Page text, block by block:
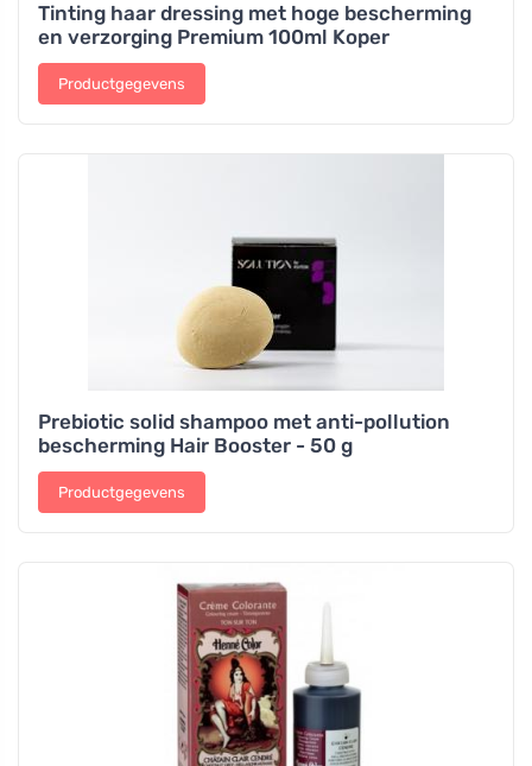
Tinting haar dressing met hoge bescherming
en verzorging Premium 100ml Koper
Productgegevens
Prebiotic solid shampoo met anti-pollution
bescherming Hair Booster - 50 g
Productgegevens